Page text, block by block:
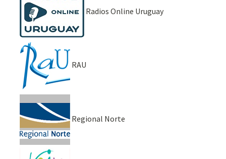
Radios Online Uruguay
RAU
Regional Norte